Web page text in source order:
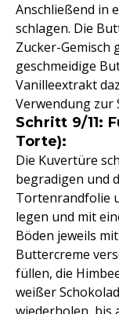
Anschließend in
schlagen. Die
Zucker-Gemisch
geschmeidige
Vanilleextrakt
Verwendung zur
Schritt 9/11:
Torte):
Die Kuvertüre
begradigen und
Tortenrandfolie
legen und mit
Böden jeweils
Buttercreme
füllen, die
weißer